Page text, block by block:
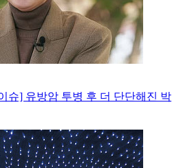
슈] 유방암 투병 후 더 단단해진 박